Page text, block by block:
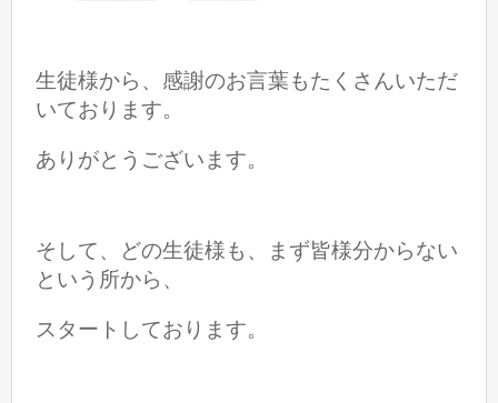
生徒様から、感謝のお言葉もたくさんいただ
いております。
ありがとうございます。
そして、どの生徒様も、まず皆様分からない
という所から、
スタートしております。